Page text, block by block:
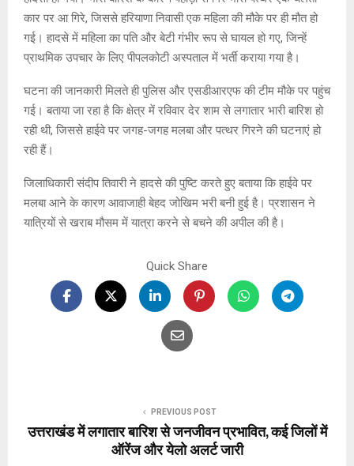
कार पर आ गिरे, जिससे हरियाणा निवासी एक महिला की मौके पर ही मौत हो
गई। हादसे में महिला का पति और बेटी गंभीर रूप से घायल हो गए, जिन्हें
प्राथमिक उपचार के लिए पीपलकोटी अस्पताल में भर्ती कराया गया है।
घटना की जानकारी मिलते ही पुलिस और एसडीआरएफ की टीम मौके पर पहुंच
गई। बताया जा रहा है कि क्षेत्र में रविवार देर शाम से लगातार भारी बारिश हो
रही थी, जिससे हाईवे पर जगह-जगह मलबा और पत्थर गिरने की घटनाएं हो
रही हैं।
जिलाधिकारी संदीप तिवारी ने हादसे की पुष्टि करते हुए बताया कि हाईवे पर
मलबा आने के कारण आवाजाही बेहद जोखिम भरी बनी हुई है। प्रशासन ने
यात्रियों से खराब मौसम में यात्रा करने से बचने की अपील की है।
Quick Share
PREVIOUS POST
उत्तराखंड में लगातार बारिश से जनजीवन प्रभावित, कई जिलों में
ऑरेंज और येलो अलर्ट जारी